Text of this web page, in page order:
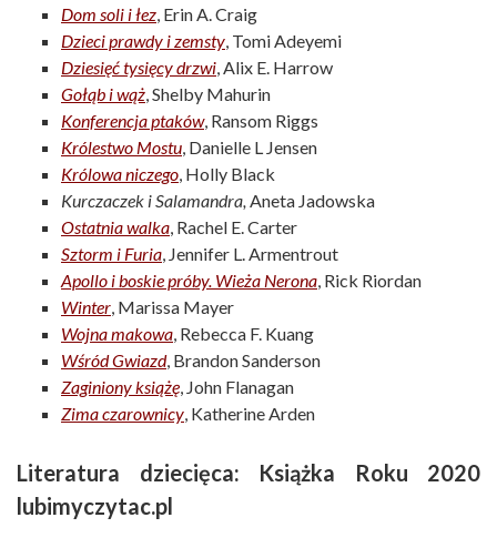
Dom soli i łez, Erin A. Craig
Dzieci prawdy i zemsty, Tomi Adeyemi
Dziesięć tysięcy drzwi, Alix E. Harrow
Gołąb i wąż, Shelby Mahurin
Konferencja ptaków, Ransom Riggs
Królestwo Mostu, Danielle L Jensen
Królowa niczego, Holly Black
Kurczaczek i Salamandra, Aneta Jadowska
Ostatnia walka, Rachel E. Carter
Sztorm i Furia, Jennifer L. Armentrout
Apollo i boskie próby. Wieża Nerona, Rick Riordan
Winter, Marissa Mayer
Wojna makowa, Rebecca F. Kuang
Wśród Gwiazd, Brandon Sanderson
Zaginiony książę, John Flanagan
Zima czarownicy, Katherine Arden
Literatura dziecięca: Książka Roku 2020
lubimyczytac.pl